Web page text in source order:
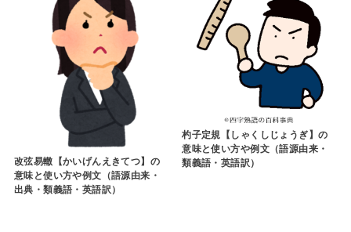
改弦易轍【かいげんえきてつ】の
意味と使い方や例文（語源由来・
出典・類義語・英語訳）
杓子定規【しゃくしじょうぎ】の
意味と使い方や例文（語源由来・
類義語・英語訳）